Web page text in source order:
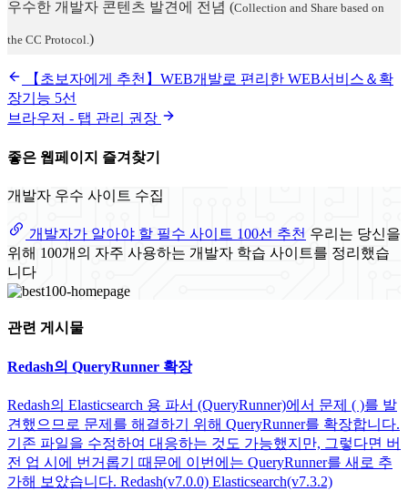
우수한 개발자 콘텐츠 발견에 전념 (Collection and Share based on
the CC Protocol.)
【초보자에게 추천】WEB개발로 편리한 WEB서비스＆확
장기능 5선
브라우저 - 탭 관리 권장
좋은 웹페이지 즐겨찾기
개발자 우수 사이트 수집
개발자가 알아야 할 필수 사이트 100선 추천 우리는 당신을
위해 100개의 자주 사용하는 개발자 학습 사이트를 정리했습
니다
관련 게시물
Redash의 QueryRunner 확장
Redash의 Elasticsearch 용 파서 (QueryRunner)에서 문제 ( )를 발
견했으므로 문제를 해결하기 위해 QueryRunner를 확장합니다.
기존 파일을 수정하여 대응하는 것도 가능했지만, 그렇다면 버
전 업 시에 번거롭기 때문에 이번에는 QueryRunner를 새로 추
가해 보았습니다. Redash(v7.0.0) Elasticsearch(v7.3.2)